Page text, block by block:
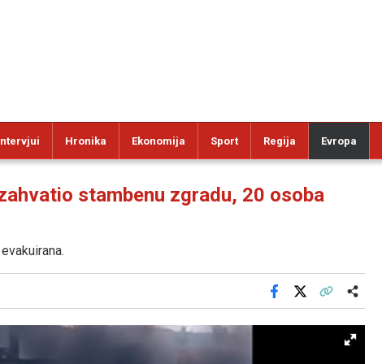
Hronika Ekonomija Sport Regija Evropa
stambenu zgradu, 20 osoba
Facebook